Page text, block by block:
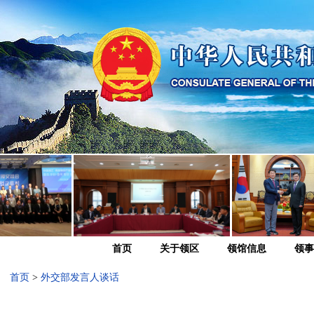
首页 关于领区 领馆信息 领
首页 > 外交部发言人谈话